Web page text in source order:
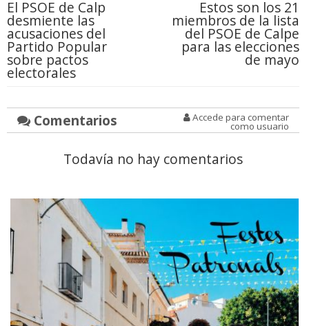
El PSOE de Calp
desmiente las
acusaciones del
Partido Popular
sobre pactos
electorales
Estos son los 21
miembros de la lista
del PSOE de Calpe
para las elecciones
de mayo
Comentarios Accede para comentar
como usuario
Todavía no hay comentarios